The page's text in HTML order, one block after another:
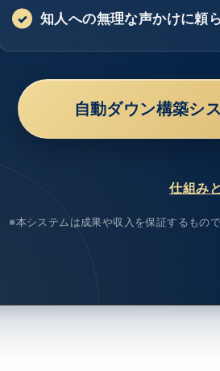
知人への無理な声かけに頼
自動ダウン構築シ
仕組み
※本システムは成果や収入を保証するもの